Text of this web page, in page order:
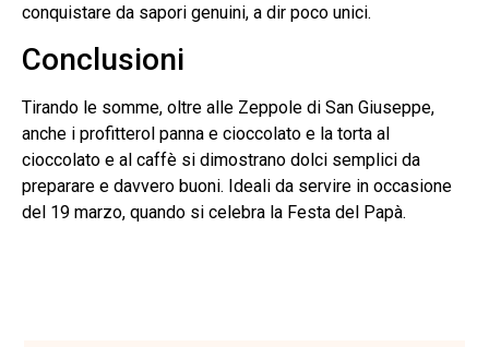
conquistare da sapori genuini, a dir poco unici.
Conclusioni
Tirando le somme, oltre alle Zeppole di San Giuseppe,
anche i profitterol panna e cioccolato e la torta al
cioccolato e al caffè si dimostrano dolci semplici da
preparare e davvero buoni. Ideali da servire in occasione
del 19 marzo, quando si celebra la Festa del Papà.